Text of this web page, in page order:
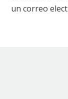
un correo